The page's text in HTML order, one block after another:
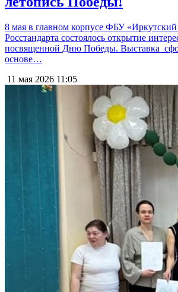
8 мая в главном корпусе ФБУ
Росстандарта состоялось открытие
посвященной Дню Победы. Выставка
основе…
11 мая 2026 11:05